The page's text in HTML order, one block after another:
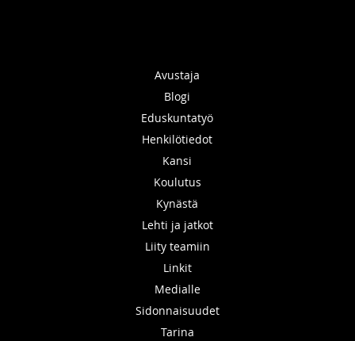
Avustaja
Blogi
Eduskuntatyö
Henkilötiedot
Kansi
Koulutus
Kynästä
Lehti ja jatkot
Liity teamiin
Linkit
Medialle
Sidonnaisuudet
Tarina